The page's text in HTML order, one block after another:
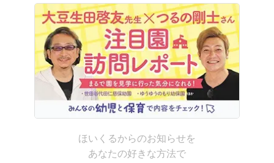
ほいくるからのお知らせを
あなたの好きな方法で